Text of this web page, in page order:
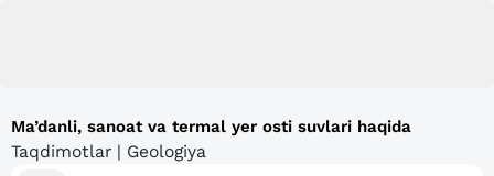
Ma’danli, sanoat va termal yer osti suvlari haqida
Taqdimotlar | Geologiya